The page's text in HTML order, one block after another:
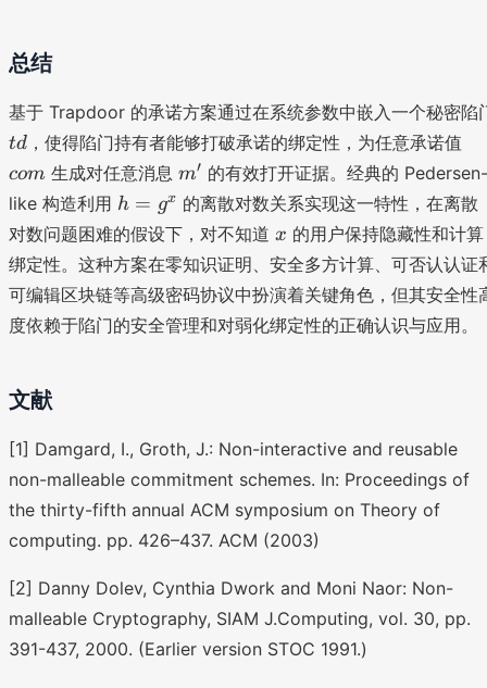
总结
基于 Trapdoor 的承诺方案通过在系统参数中嵌入一个秘密陷
t
d
td ，使得陷门持有者能够打破承诺的绑定性，为任意承诺值
o
com 生成对任意消息 m
m′ 的有效打开证据。经典的 Pedersen-
like 构造利用 h
=
g
^
x
h = gx 的离散对数关系实现这一特性，在离散
对数问题困难的假设下，对不知道 x
x 的用户保持隐藏性和计算
绑定性。这种方案在零知识证明、安全多方计算、可否认认证
可编辑区块链等高级密码协议中扮演着关键角色，但其安全性
度依赖于陷门的安全管理和对弱化绑定性的正确认识与应用。
文献
[1] Damgard, I., Groth, J.: Non-interactive and reusable
non-malleable commitment schemes. In: Proceedings of
the thirty-fifth annual ACM symposium on Theory of
computing. pp. 426–437. ACM (2003)
[2] Danny Dolev, Cynthia Dwork and Moni Naor: Non-
malleable Cryptography, SIAM J.Computing, vol. 30, pp.
391-437, 2000. (Earlier version STOC 1991.)